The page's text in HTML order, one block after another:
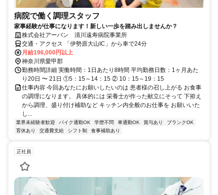
病院で働く調理スタッフ
家事経験が仕事になります！新しい一歩を踏み出しませんか？
株式会社アーバン 清川遠寿病院事業所
交通・アクセス 「伊勢原大山IC」から車で24分
月給196,000円以上
神奈川県愛甲郡
勤務時間詳細 実働時間：1日あたり8時間 平均勤務日数：1ヶ月あた
り20日 〜 21日 ①5：15～14：15 ② 10：15～19：15
仕事内容 今回あなたにお願いしたいのは 患者様の召し上がる お食事
の調理になります。 具体的には 栄養士が作った献立にそって 下拵え
から調理、盛り付け補助など キッチン内全般のお仕事を お願いいた
し...
業界未経験者歓迎 バイク通勤OK 学歴不問 車通勤OK 賞与あり
ブランクOK
育休あり
交通費支給 シフト制 食事補助あり
正社員